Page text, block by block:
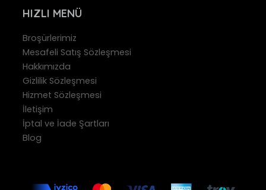
HIZLI MENÜ
Broşürlerimiz
Mesafeli Satış Sözleşmesi
Hakkımızda
Gizlilik Sözleşmesi
Hizmet Sözleşmesi
İletişim
İptal ve İade Şartları
Blog